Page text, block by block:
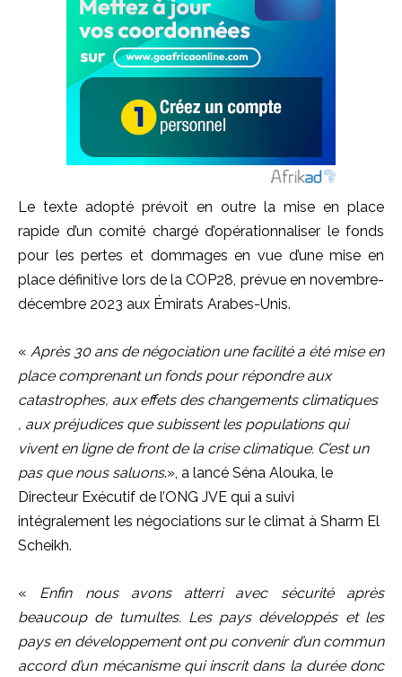
Le texte adopté prévoit en outre la mise en place
rapide d’un comité chargé d’opérationnaliser le fonds
pour les pertes et dommages en vue d’une mise en
place définitive lors de la COP28, prévue en novembre-
décembre 2023 aux Émirats Arabes-Unis.
« Après 30 ans de négociation une facilité a été mise en
place comprenant un fonds pour répondre aux
catastrophes, aux effets des changements climatiques
, aux préjudices que subissent les populations qui
vivent en ligne de front de la crise climatique. C’est un
pas que nous saluons.», a lancé Séna Alouka, le
Directeur Exécutif de l’ONG JVE qui a suivi
intégralement les négociations sur le climat à Sharm El
Scheikh.
« Enfin nous avons atterri avec sécurité après
beaucoup de tumultes. Les pays développés et les
pays en développement ont pu convenir d’un commun
accord d’un mécanisme qui inscrit dans la durée donc